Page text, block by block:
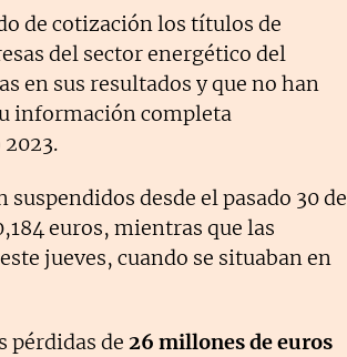
de cotización los títulos de
del sector energético del
en sus resultados y que no han
información completa
desde el pasado 30 de
euros, mientras que las
jueves, cuando se situaban en
pérdidas de 26 millones de euros